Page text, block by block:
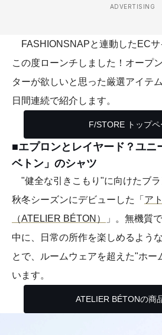
ADVERTISING
FASHIONSNAPと連動したECサ
この度ローンチしました！オープ
ターが欲しいと思った厳選アイテ
日間連続で紹介します。
F/STORE トップペ
■エプロンとレイヤード？ユニ
ベトン」のシャツ
"健全な引きこもり"に向けたブ
秋冬シーズンにデビューした「 ア
（ATELIER BÉTON）
」。無機質
中に、日常の所作を楽しめるよう
とで、ルームウェアを超えた"ホー
います。
ATELIER BÉTONの商